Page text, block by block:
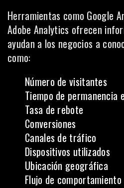
Herramientas como Google
Adobe Analytics ofrecen
ayudan a los negocios a
como:
Número de visitantes
Tiempo de permanencia
Tasa de rebote
Conversiones
Canales de tráfico
Dispositivos utilizados
Ubicación geográfica
Flujo de comportamiento